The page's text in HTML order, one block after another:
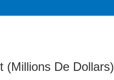
(Millions De Dollars)